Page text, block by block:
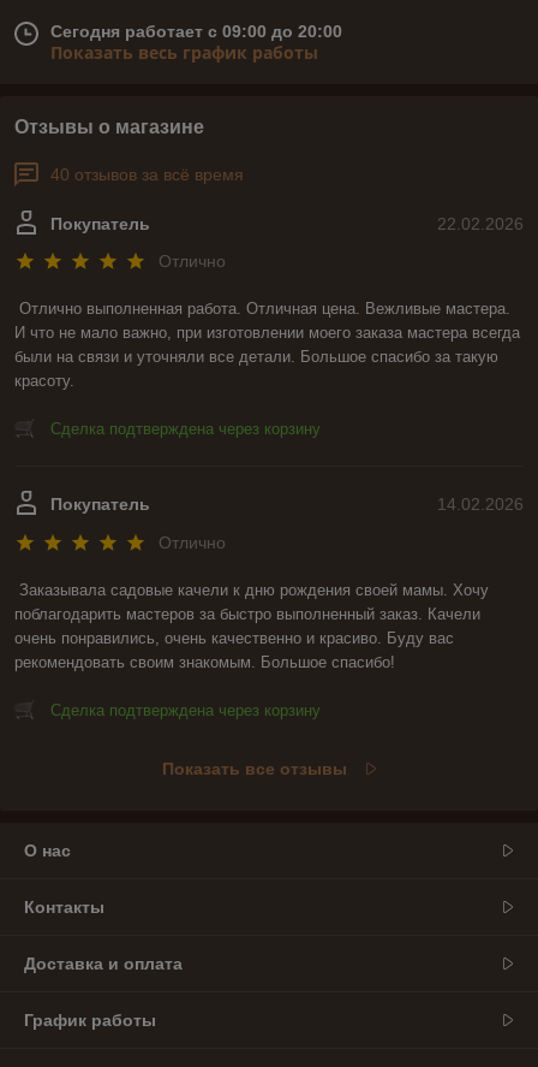
Сегодня работает с 09:00 до 20:00
Показать весь график работы
Отзывы о магазине
40 отзывов за всё время
22.02.2026
Покупатель
Отлично
Отлично выполненная работа. Отличная цена. Вежливые мастера.
И что не мало важно, при изготовлении моего заказа мастера всегда
были на связи и уточняли все детали. Большое спасибо за такую
красоту.
Сделка подтверждена через корзину
14.02.2026
Покупатель
Отлично
Заказывала садовые качели к дню рождения своей мамы. Хочу
поблагодарить мастеров за быстро выполненный заказ. Качели
очень понравились, очень качественно и красиво. Буду вас
рекомендовать своим знакомым. Большое спасибо!
Сделка подтверждена через корзину
Показать все отзывы
О нас
Контакты
Доставка и оплата
График работы